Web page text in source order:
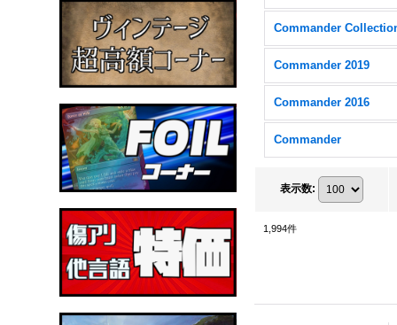
Commander 2019
Commander 2016
Commander
表示数:
1,994件